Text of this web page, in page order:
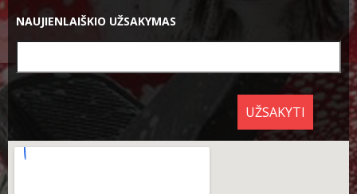
NAUJIENLAIŠKIO UŽSAKYMAS
UŽSAKYTI